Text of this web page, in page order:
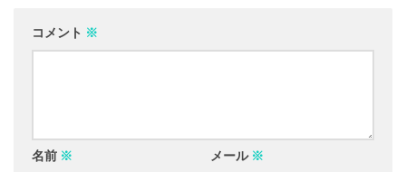
コメント ※
名前 ※ メール ※